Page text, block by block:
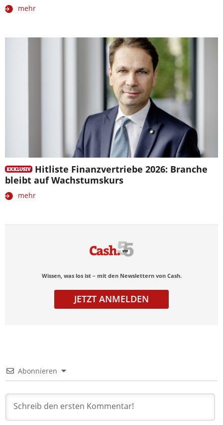
mehr
Hitliste Finanzvertriebe 2026: Branche
bleibt auf Wachstumskurs
mehr
Wissen, was los ist – mit den Newslettern von Cash.
JETZT ANMELDEN
Abonnieren